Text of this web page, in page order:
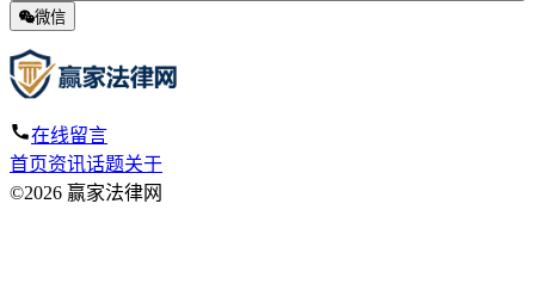
微信
在线留言
首页资讯话题关于
©2026 赢家法律网